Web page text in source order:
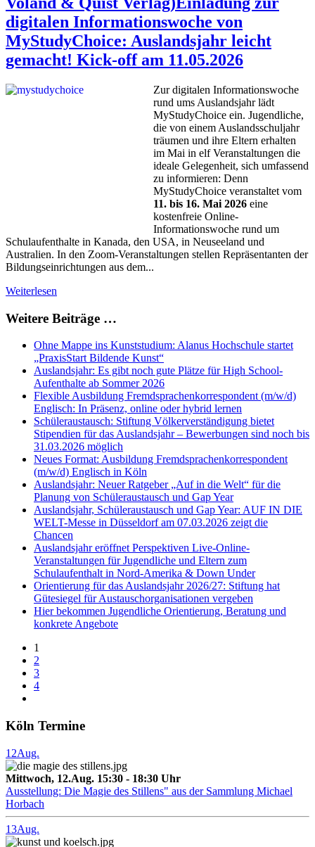
digitalen Informationswoche von
MyStudyChoice: Auslandsjahr leicht
gemacht! Kick-off am 11.05.2026
Zur digitalen Informationswoche
rund ums Auslandsjahr lädt
MyStudyChoice ein. Jugendliche,
die von einem Auslandsschuljahr
träumen und ihre Eltern erhalten
im Mai in elf Veranstaltungen die
ideale Gelegenheit, sich umfassend
zu informieren: Denn
MyStudyChoice veranstaltet vom
11. bis 16. Mai 2026 eine
kostenfreie Online-
Informationswoche rund um
Schulaufenthalte in Kanada, den USA, in Neuseeland und
Australien. In den Zoom-Veranstaltungen stellen Repräsentanten der
Bildungseinrichtungen aus dem...
Weiterlesen
Weitere Beiträge …
Ohne Mappe ins Kunststudium: Alanus Hochschule startet
„PraxisStart Bildende Kunst“
Auslandsjahr: Es gibt noch gute Plätze für High School-
Aufenthalte ab Sommer 2026
Flexible Ausbildung Fremdsprachenkorrespondent (m/w/d)
Englisch: In Präsenz, online oder hybrid lernen
Schüleraustausch: Stiftung Völkerverständigung bietet
Stipendien für das Auslandsjahr – Bewerbungen sind noch bis
31.03.2026 möglich
Neues Format: Ausbildung Fremdsprachenkorrespondent
(m/w/d) Englisch in Köln
Auslandsjahr: Neuer Ratgeber „Auf in die Welt“ für die
Planung von Schüleraustausch und Gap Year
Auslandsjahr, Schüleraustausch und Gap Year: AUF IN DIE
WELT-Messe in Düsseldorf am 07.03.2026 zeigt die
Chancen
Auslandsjahr eröffnet Perspektiven Live-Online-
Veranstaltungen für Jugendliche und Eltern zum
Schulaufenthalt in Nord-Amerika & Down Under
Orientierung für das Auslandsjahr 2026/27: Stiftung hat
Gütesiegel für Austauschorganisationen vergeben
Hier bekommen Jugendliche Orientierung, Beratung und
konkrete Angebote
1
2
3
4
Köln Termine
12Aug.
Mittwoch, 12.Aug. 15:30 - 18:30 Uhr
Ausstellung: Die Magie des Stillens" aus der Sammlung Michael
Horbach
13Aug.